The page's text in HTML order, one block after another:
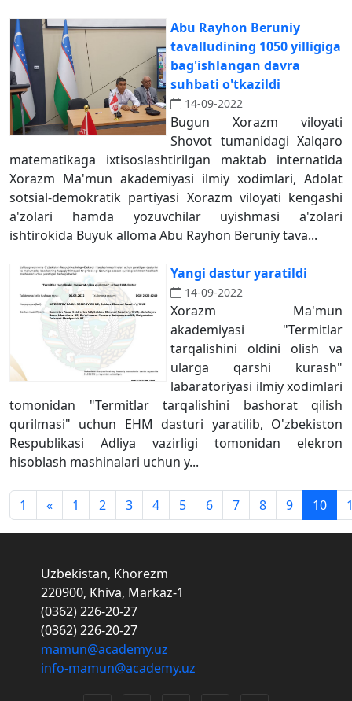
Abu Rayhon Beruniy
tavalludining 1050 yilligiga
bag'ishlangan davra
suhbati o'tkazildi
14-09-2022
Bugun Xorazm viloyati
Shovot tumanidagi Xalqaro
matematikaga ixtisoslashtirilgan maktab internatida
Xorazm Ma'mun akademiyasi ilmiy xodimlari, Adolat
sotsial-demokratik partiyasi Xorazm viloyati kengashi
a'zolari hamda yozuvchilar uyishmasi a'zolari
ishtirokida Buyuk alloma Abu Rayhon Beruniy tava...
Yangi dastur yaratildi
14-09-2022
Xorazm Ma'mun
akademiyasi "Termitlar
tarqalishini oldini olish va
ularga qarshi kurash"
labaratoriyasi ilmiy xodimlari
tomonidan "Termitlar tarqalishini bashorat qilish
qurilmasi" uchun EHM dasturi yaratilib, O'zbekiston
Respublikasi Adliya vazirligi tomonidan elekron
hisoblash mashinalari uchun y...
1 « 1 2 3 4 5 6 7 8 9 10
Uzbekistan, Khorezm
220900, Khiva, Markaz-1
(0362) 226-20-27
(0362) 226-20-27
mamun@academy.uz
info-mamun@academy.uz